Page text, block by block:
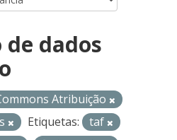
dados
Atribuição
Etiquetas:
taf